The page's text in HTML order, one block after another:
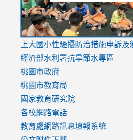
link
to
https://www.youtube.com/watch?
v=mfpNykQ0g4M
上大國小性騷擾防治措施申訴及
經濟部水利署抗旱節水專區
桃園市政府
桃園市教育局
國家教育研究院
各校網路電話
教育處網路訊息填報系統